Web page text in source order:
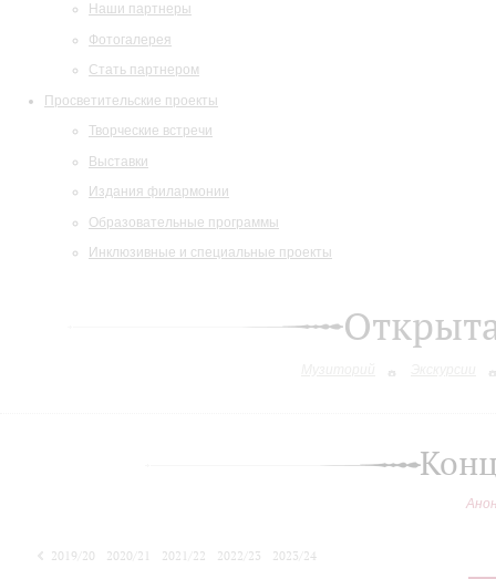
Наши партнеры
Фотогалерея
Стать партнером
Просветительские проекты
Творческие встречи
Выставки
Издания филармонии
Образовательные программы
Инклюзивные и специальные проекты
2019/20 2020/21 2021/22 2022/23
2023/24